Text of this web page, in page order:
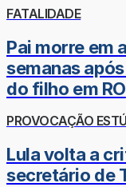
FATALIDADE
Pai morre em
semanas
do filho em RO
PROVOCAÇÃO
Lula volta a
secretário de